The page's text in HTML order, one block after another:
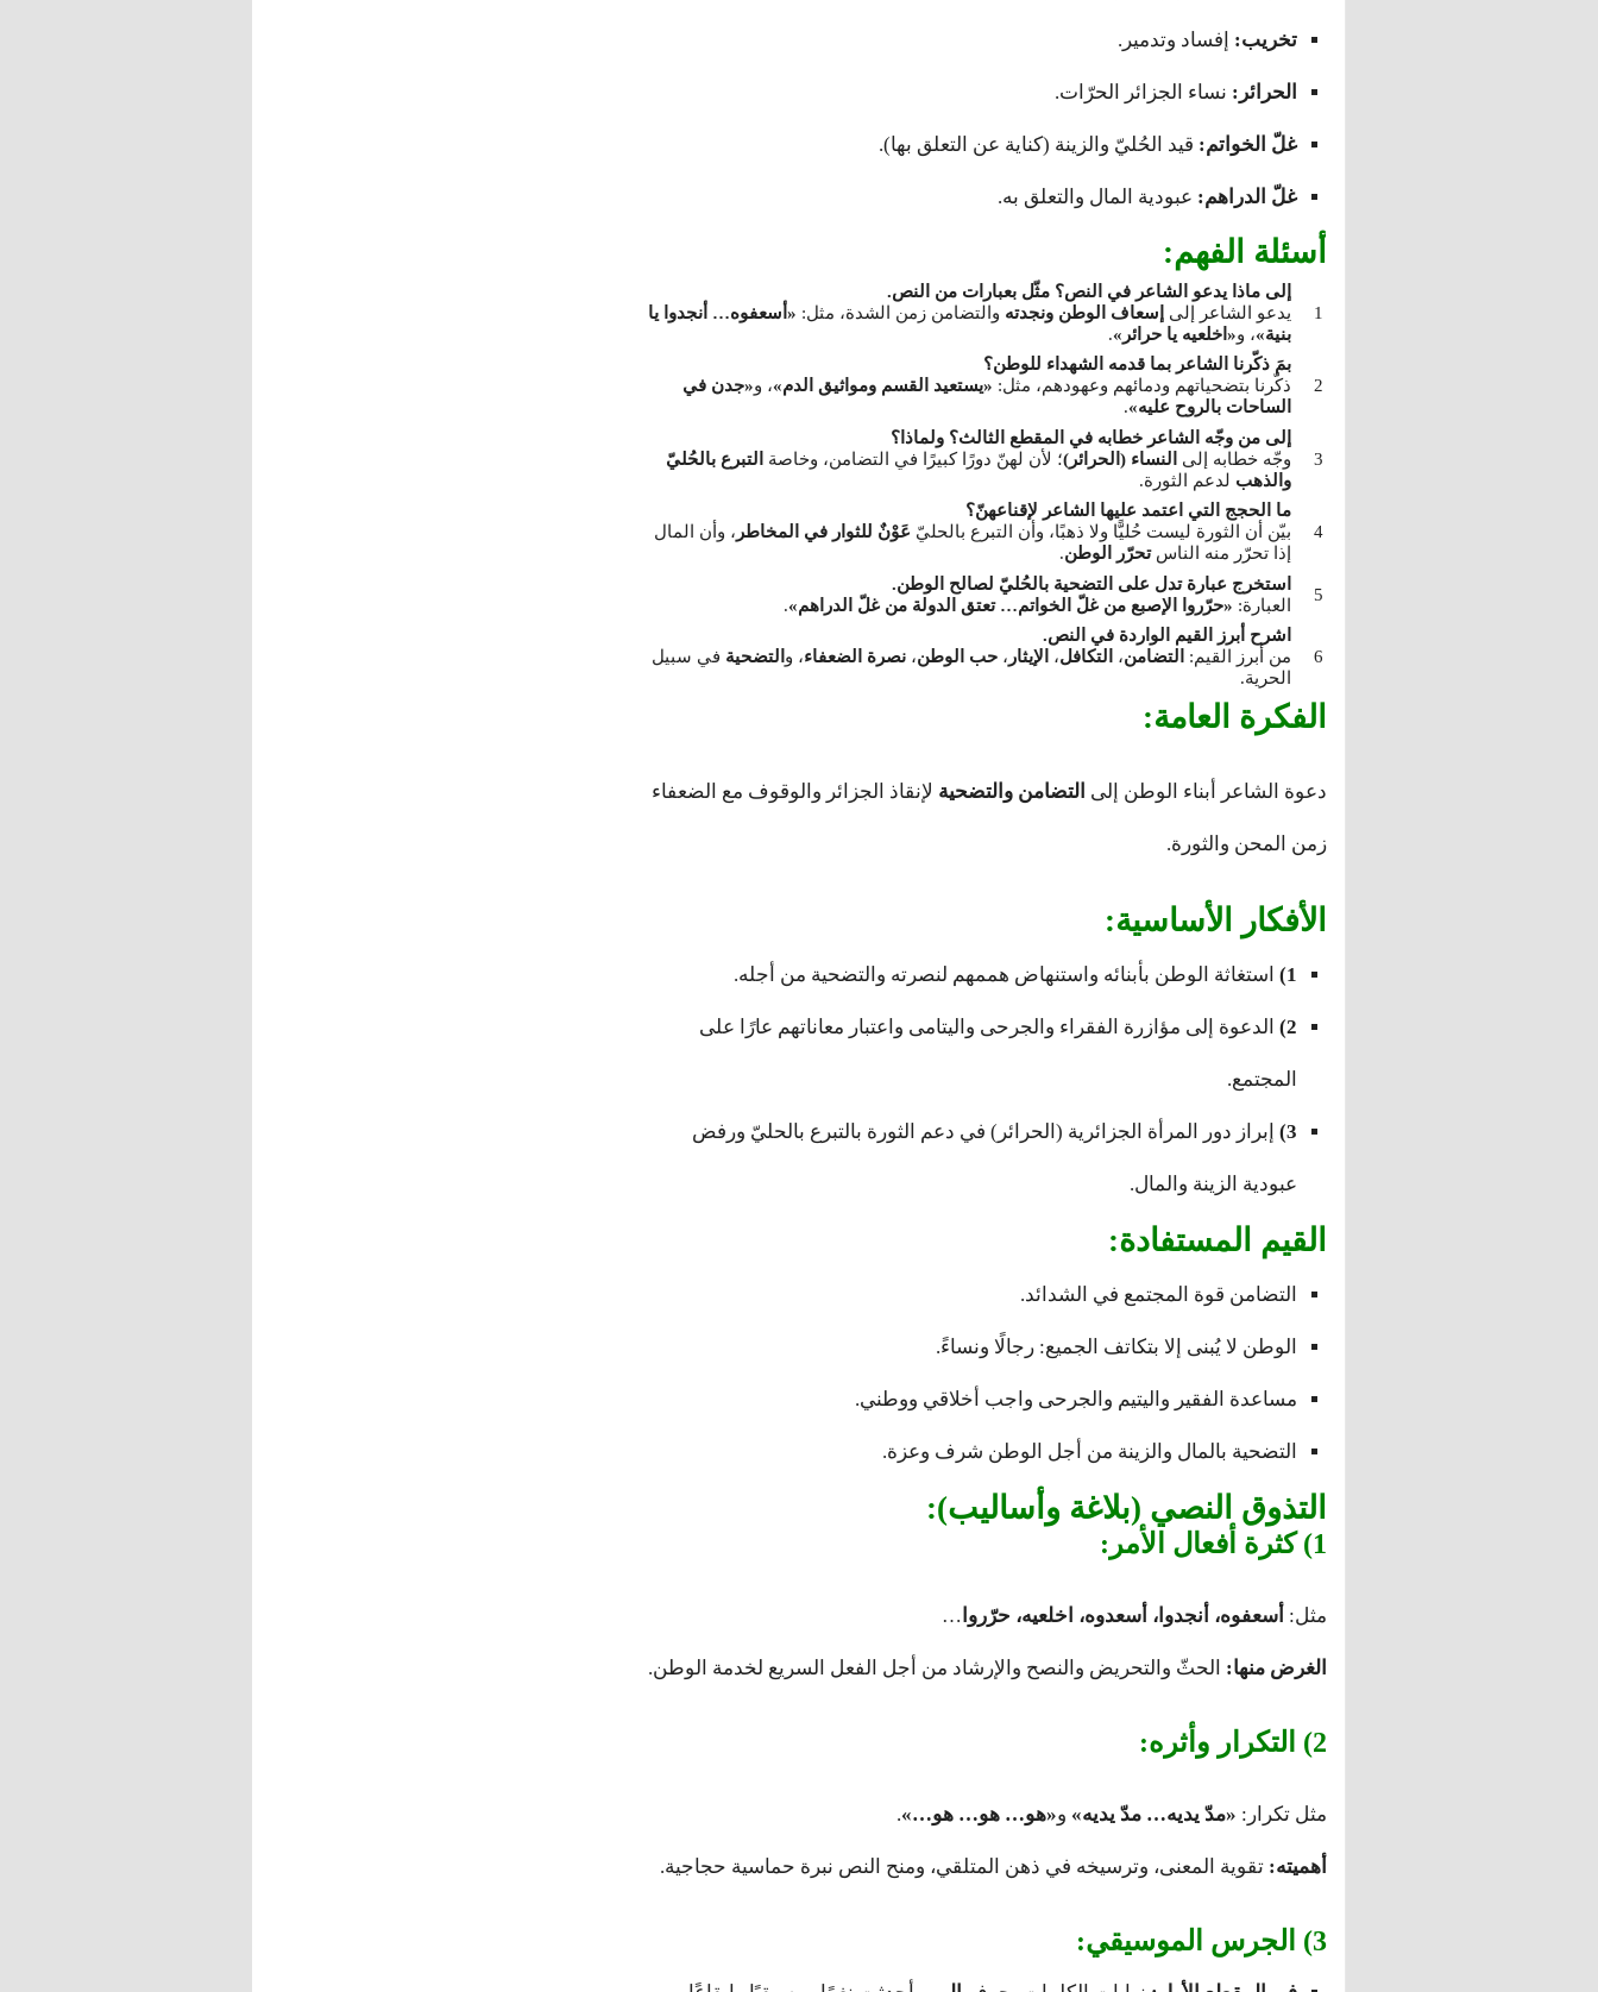
تخريب: إفساد وتدمير.
الحرائر: نساء الجزائر الحرّات.
غلّ الخواتم: قيد الحُليّ والزينة (كناية عن التعلق بها).
غلّ الدراهم: عبودية المال والتعلق به.
أسئلة الفهم:
إلى ماذا يدعو الشاعر في النص؟ مثّل بعبارات من النص.
يدعو الشاعر إلى
إسعاف الوطن ونجدته والتضامن زمن الشدة، مثل: «أسعفوه… أنجدوا يا
بنية»، و«اخلعيه يا حرائر».
بمَ ذكّرنا الشاعر بما قدمه الشهداء للوطن؟
ذكّرنا بتضحياتهم ودمائهم وعهودهم، مثل: «يستعيد القسم ومواثيق الدم»، و«جدن في
الساحات بالروح عليه».
إلى من وجّه الشاعر خطابه في المقطع الثالث؟ ولماذا؟
وجّه خطابه إلى
النساء (الحرائر)؛ لأن لهنّ دورًا كبيرًا في التضامن، وخاصة
التبرع بالحُليّ
والذهب لدعم الثورة.
ما الحجج التي اعتمد عليها الشاعر لإقناعهنّ؟
بيّن أن الثورة ليست حُليًّا ولا ذهبًا، وأن التبرع بالحليّ عَوْنٌ للثوار في المخاطر ، وأن المال
إذا تحرّر منه الناستحرّر الوطن.
استخرج عبارة تدل على التضحية بالحُليّ لصالح الوطن.
العبارة: «حرّروا الإصبع من غلّ الخواتم… تعتق الدولة من غلّ الدراهم».
اشرح أبرز القيم الواردة في النص.
من أبرز القيم:
التضامن، التكافل، الإيثار ، حب الوطن، نصرة الضعفاء، و التضحية في سبيل
الحرية.
الفكرة العامة:
دعوة الشاعر أبناء الوطن إلى التضامن والتضحية لإنقاذ الجزائر والوقوف مع الضعفاء
زمن المحن والثورة.
الأفكار الأساسية:
1) استغاثة الوطن بأبنائه واستنهاض هممهم لنصرته والتضحية من أجله.
2) الدعوة إلى مؤازرة الفقراء والجرحى واليتامى واعتبار معاناتهم عارًا على
المجتمع.
3) إبراز دور المرأة الجزائرية (الحرائر) في دعم الثورة بالتبرع بالحليّ ورفض
عبودية الزينة والمال.
القيم المستفادة:
التضامن قوة المجتمع في الشدائد.
الوطن لا يُبنى إلا بتكاتف الجميع: رجالًا ونساءً.
مساعدة الفقير واليتيم والجرحى واجب أخلاقي ووطني.
التضحية بالمال والزينة من أجل الوطن شرف وعزة.
التذوق النصي (بلاغة وأساليب):
1) كثرة أفعال الأمر:
مثل: أسعفوه، أنجدوا، أسعدوه، اخلعيه، حرّروا …
الغرض منها: الحثّ والتحريض والنصح والإرشاد من أجل الفعل السريع لخدمة الوطن.
2) التكرار وأثره:
مثل تكرار: «مدّ يديه… مدّ يديه» و«هو… هو… هو…».
أهميته: تقوية المعنى، وترسيخه في ذهن المتلقي، ومنح النص نبرة حماسية حجاجية.
3) الجرس الموسيقي: